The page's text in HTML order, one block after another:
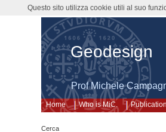
Geodesign
Prof Michele
Home Who is MiC.
Cerca
Questo sito utilizza cookie utili al suo